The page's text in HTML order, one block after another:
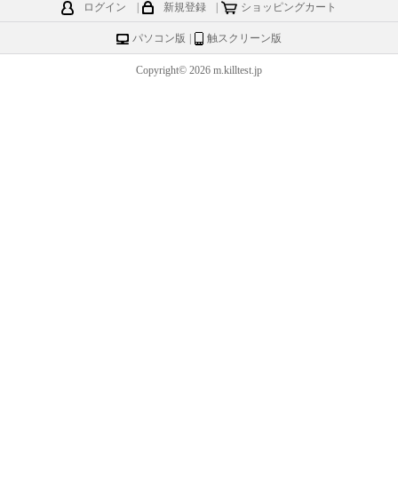
ログイン 新規登録 ショッピングカート
パソコン版 触スクリーン版
Copyright© 2026 m.killtest.jp